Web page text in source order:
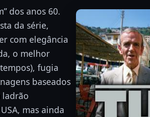
dos anos 60.
da série,
com elegância
o melhor
fugia
baseados
ladrão
mas ainda